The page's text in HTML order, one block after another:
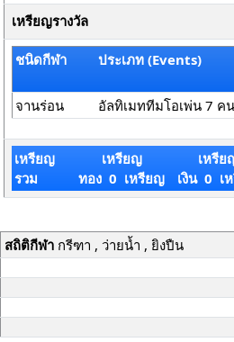
เหรียญรางวัล
ชนิดกีฬา ประเภท (Events)
จานร่อน อัลทิเมททีมโอเพ่น 7 คน
เหรียญ
รวม
เหรียญ
ทอง 0 เหรียญ
เหรีย
เงิน 0 เ
สถิติกีฬากรีฑา , ว่ายน้ำ , ยิงปืน